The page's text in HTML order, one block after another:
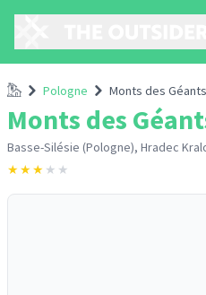
AccueilPologne Monts des Géants
Monts des
Basse-Silésie (Pologne), Hradec
★★★ ★ ★